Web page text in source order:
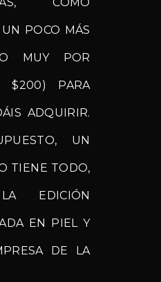
COMO
POCO MÁS
MUY POR
$200) PARA
ADQUIRIR.
UN
TIENE TODO,
EDICIÓN
EN PIEL Y
DE LA